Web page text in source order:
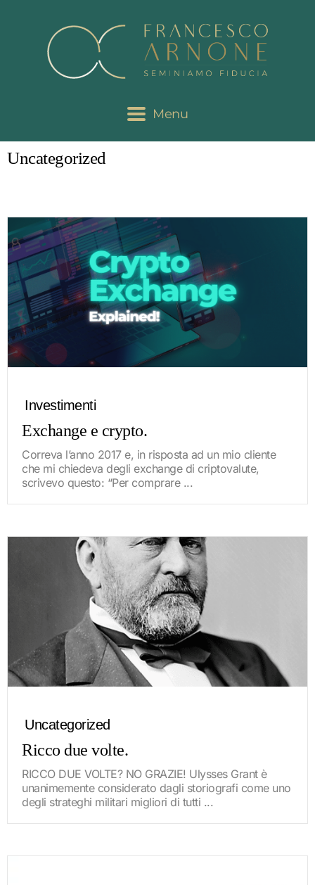
Menu
Uncategorized
Investimenti
Exchange e crypto.
Correva l’anno 2017 e, in risposta ad un mio cliente
che mi chiedeva degli exchange di criptovalute,
scrivevo questo: “Per comprare ...
Uncategorized
Ricco due volte.
RICCO DUE VOLTE? NO GRAZIE! Ulysses Grant è
unanimemente considerato dagli storiografi come uno
degli strateghi militari migliori di tutti ...